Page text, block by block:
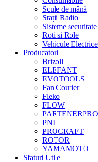
Scule de mână
Stații Radio
Sisteme securitate
Roti si Role
Vehicule Electrice
Producatori
Brizoll
ELEFANT
EVOTOOLS
Fan Courier
Fleko
FLOW
PARTENERPRO
PNI
PROCRAFT
ROTOR
YAMAMOTO
Sfaturi Utile